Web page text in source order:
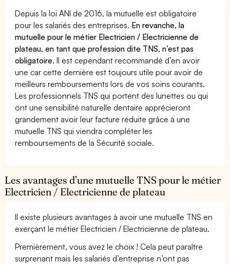
Depuis la loi ANI de 2016, la mutuelle est obligatoire
pour les salariés des entreprises. En revanche, la
mutuelle pour le métier Electricien / Electricienne de
plateau, en tant que profession dite TNS, n’est pas
obligatoire.Il est cependant recommandé d’en avoir
une car cette dernière est toujours utile pour avoir de
meilleurs remboursements lors de vos soins courants.
Les professionnels TNS qui portent des lunettes ou qui
ont une sensibilité naturelle dentaire apprécieront
grandement avoir leur facture réduite grâce à une
mutuelle TNS qui viendra compléter les
remboursements de la Sécurité sociale.
Les avantages d’une mutuelle TNS pour le métier
Electricien / Electricienne de plateau
Il existe plusieurs avantages à avoir une mutuelle TNS en
exerçant le métier Electricien / Electricienne de plateau.
Premièrement, vous avez le choix ! Cela peut paraître
surprenant mais les salariés d’entreprise n’ont pas